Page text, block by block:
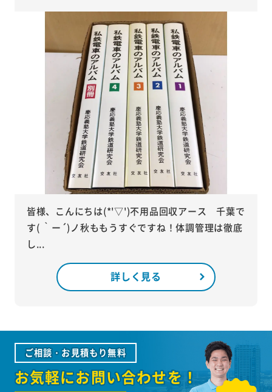
皆様、こんにちは(*'▽')不用品回収アース 千葉で
す( ｀ー´)ノ秋ももうすぐですね！体調管理は徹底
し...
詳しく見る
ご相談・お見積もり無料
お気軽にお問い合わせを！